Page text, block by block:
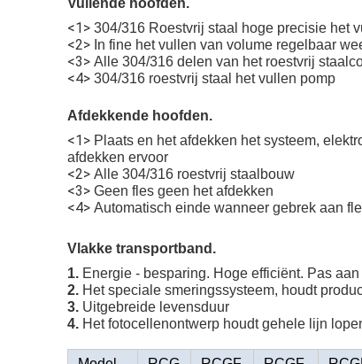
Vullende hoofden.
<1> 304/316 Roestvrij staal hoge precisie het
<2> In fine het vullen van volume regelbaar
<3> Alle 304/316 delen van het roestvrij
<4> 304/316 roestvrij staal het vullen pomp
Afdekkende hoofden.
<1> Plaats en het afdekken het systeem,
afdekken ervoor
<2> Alle 304/316 roestvrij staalbouw
<3> Geen fles geen het afdekken
<4> Automatisch einde wanneer gebrek aan
Vlakke transportband.
1. Energie - besparing. Hoge efficiënt. Pas
2. Het speciale smeringssysteem, houdt
3. Uitgebreide levensduur
4. Het fotocellenontwerp houdt gehele lijn